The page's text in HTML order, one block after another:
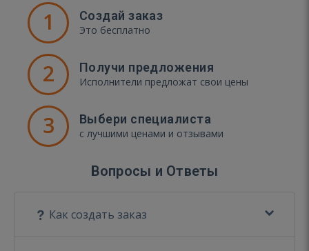
1 Создай заказ
Это бесплатно
2 Получи предложения
Исполнители предложат свои цены
3 Выбери специалиста
с лучшими ценами и отзывами
Вопросы и Ответы
Как создать заказ